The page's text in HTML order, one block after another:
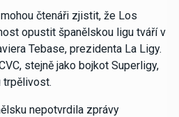
čtenáři zjistit, že Los
opustit španělskou ligu tváří v
Tebase, prezidenta La Ligy.
stejně jako bojkot Superligy,
trpělivost.
nepotvrdila zprávy